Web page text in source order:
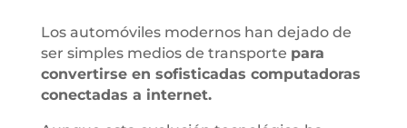
Los automóviles modernos han dejado de
ser simples medios de transporte para
convertirse en sofisticadas computadoras
conectadas a internet.